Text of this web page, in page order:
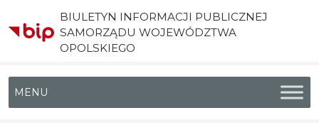
BIULETYN INFORMACJI PUBLICZNEJ
SAMORZĄDU WOJEWÓDZTWA
OPOLSKIEGO
Menu główne